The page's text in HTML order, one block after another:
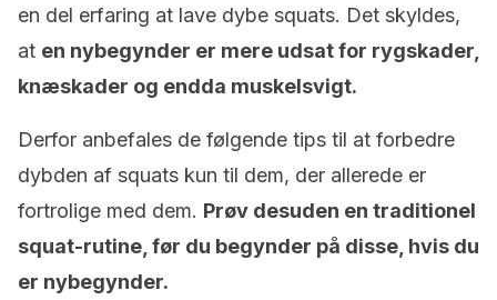
en del erfaring at lave dybe squats. Det skyldes,
at en nybegynder er mere udsat for rygskader,
knæskader og endda muskelsvigt.
Derfor anbefales de følgende tips til at forbedre
dybden af squats kun til dem, der allerede er
fortrolige med dem. Prøv desuden en traditionel
squat-rutine, før du begynder på disse, hvis du
er nybegynder.